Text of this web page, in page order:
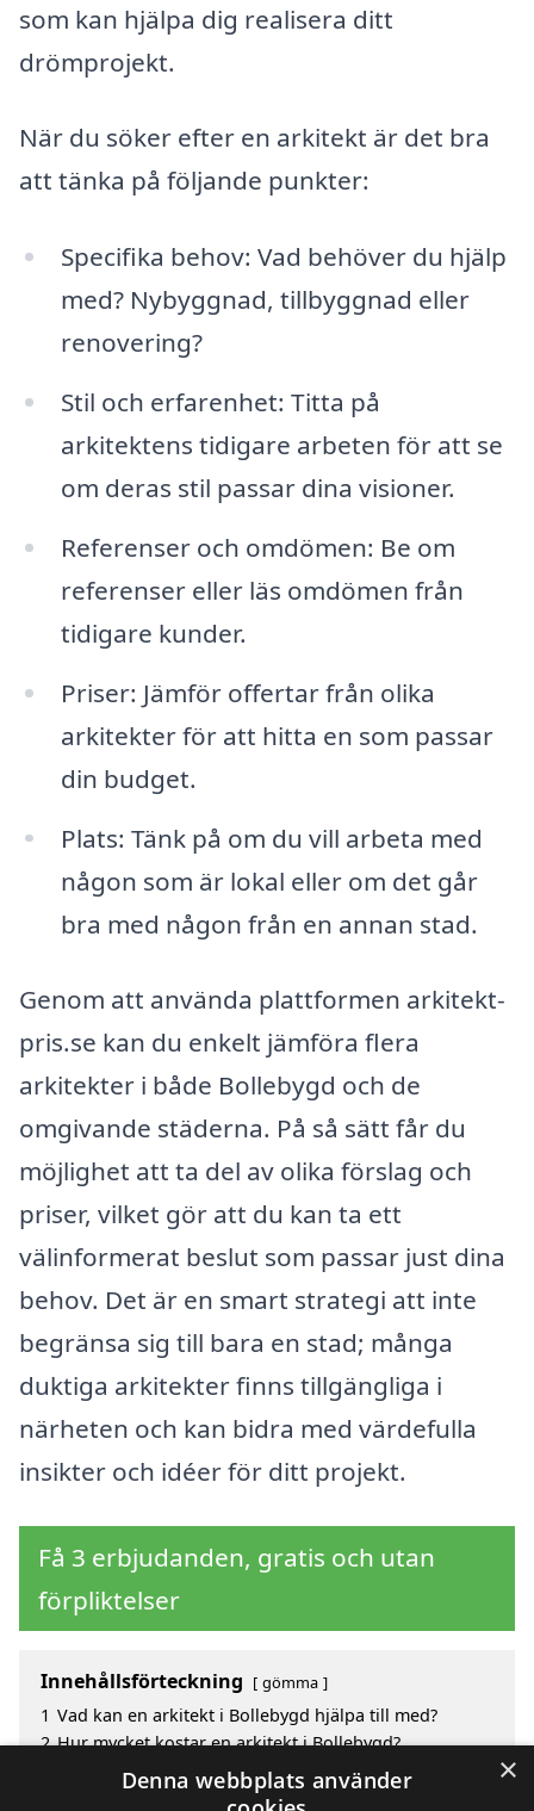
som kan hjälpa dig realisera ditt
drömprojekt.
När du söker efter en arkitekt är det bra
att tänka på följande punkter:
Specifika behov: Vad behöver du hjälp
med? Nybyggnad, tillbyggnad eller
renovering?
Stil och erfarenhet: Titta på
arkitektens tidigare arbeten för att se
om deras stil passar dina visioner.
Referenser och omdömen: Be om
referenser eller läs omdömen från
tidigare kunder.
Priser: Jämför offertar från olika
arkitekter för att hitta en som passar
din budget.
Plats: Tänk på om du vill arbeta med
någon som är lokal eller om det går
bra med någon från en annan stad.
Genom att använda plattformen arkitekt-
pris.se kan du enkelt jämföra flera
arkitekter i både Bollebygd och de
omgivande städerna. På så sätt får du
möjlighet att ta del av olika förslag och
priser, vilket gör att du kan ta ett
välinformerat beslut som passar just dina
behov. Det är en smart strategi att inte
begränsa sig till bara en stad; många
duktiga arkitekter finns tillgängliga i
närheten och kan bidra med värdefulla
insikter och idéer för ditt projekt.
Få 3 erbjudanden, gratis och utan
förpliktelser
Innehållsförteckning gömma
1 Vad kan en arkitekt i Bollebygd hjälpa till med?
2 Hur mycket kostar en arkitekt i Bollebygd?
Fördelar med att välja arkitekt i Bollebygd
Sök efter en skicklig arkitekt i de omgivande städerna
×
Denna webbplats använder